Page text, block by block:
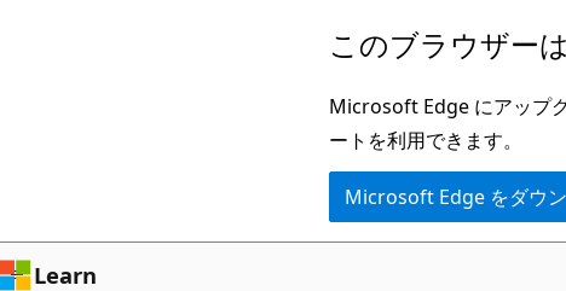
ン
ツ
このブラウザー
Microsoft Edge にアップ
ートを利用できます。
Microsoft Edge をダウ
Learn